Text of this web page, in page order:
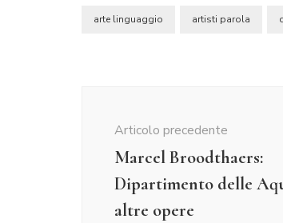
arte linguaggio artisti parola
Articolo precedente
Marcel Broodthaers:
Dipartimento delle
altre opere